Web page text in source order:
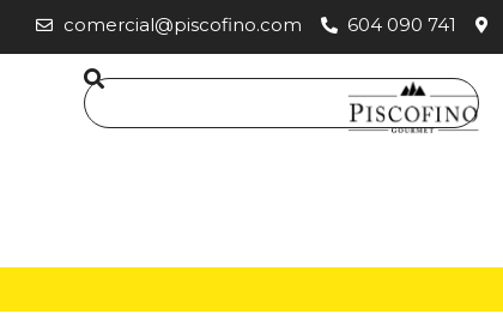
comercial@piscofino.com 604 090 741